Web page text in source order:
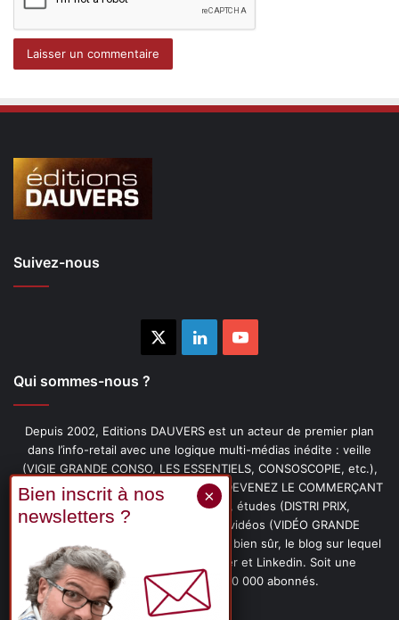
Suivez-nous
LinkedinYouTube
Qui sommes-nous ?
Depuis 2002, Editions DAUVERS est un acteur de premier plan
dans l’info-retail avec une logique multi-médias inédite : veille
(VIGIE GRANDE CONSO, LES ESSENTIELS, CONSOSCOPIE, etc.),
livres (PENSER-CLIENT, IMAGE-PRIX, DEVENEZ LE COMMERÇANT
PRÉFÉRÉ DE VOS CLIENTS, etc.), études (DISTRI PRIX,
PROMOFLASH, DRIVE INSIGHTS), vidéos (VIDÉO GRANDE
CONSO), podcasts (CAFÉ CONSO) et, bien sûr, le blog sur lequel
vous êtes, ainsi que les fils Twitter et Linkedin. Soit une
communauté de plus de 150 000 abonnés.